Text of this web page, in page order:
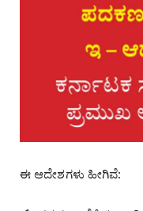
ಈ ಆದೇಶಗಳು ಹೀಗಿವೆ: